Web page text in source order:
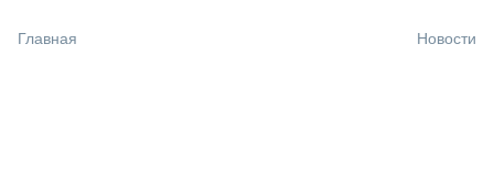
Главная Новости